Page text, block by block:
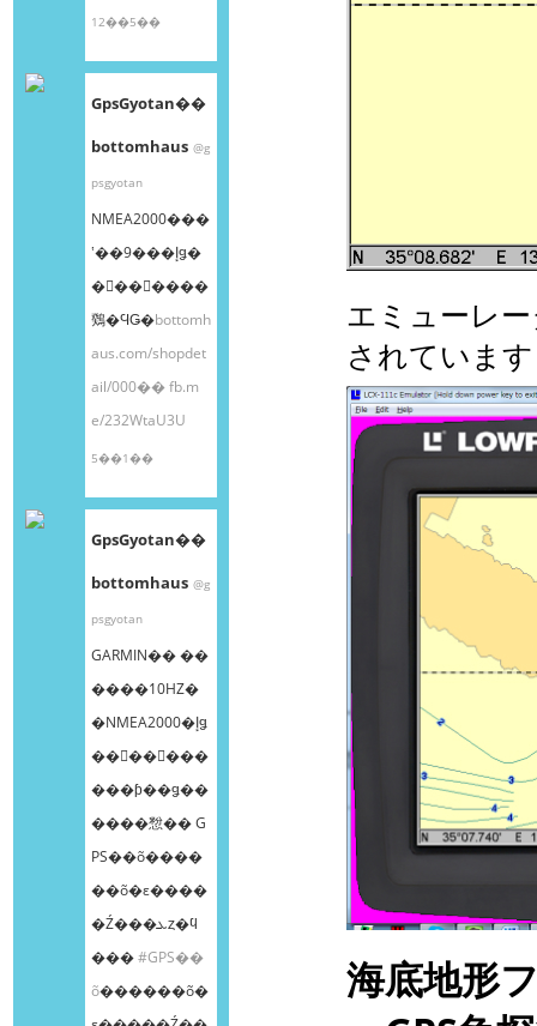
12��5��
GpsGyotan��
bottomhaus @g
psgyotan
NMEA2000���
ʽ��9���إǥ�
�󥰥��󥵡����
䳫�ϤǤ�bottomh
aus.com/shopdet
ail/000��fb.m
e/232WtaU3U
5��1��
GpsGyotan��
bottomhaus @g
psgyotan
GARMIN�� ��
����10HZ�
�NMEA2000�إǥ
��󥰥��󥵡���
���ƥ��ǥ��
����㥹�� G
PS��õ����
��õ�ε����
�Ź���ܥȥ�ϥ
���#GPS��
õ������õ�
エミューレ
されています
海底地形